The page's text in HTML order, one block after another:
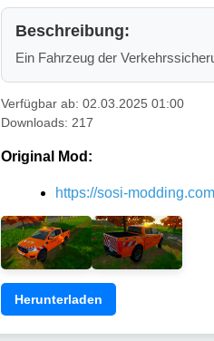
Beschreibung:
Ein Fahrzeug der
Verfügbar ab: 02.03.2025 01:00
Downloads: 217
Original Mod:
https://sosi-
Herunterladen